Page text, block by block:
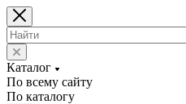
Каталог
По всему сайту
По каталогу